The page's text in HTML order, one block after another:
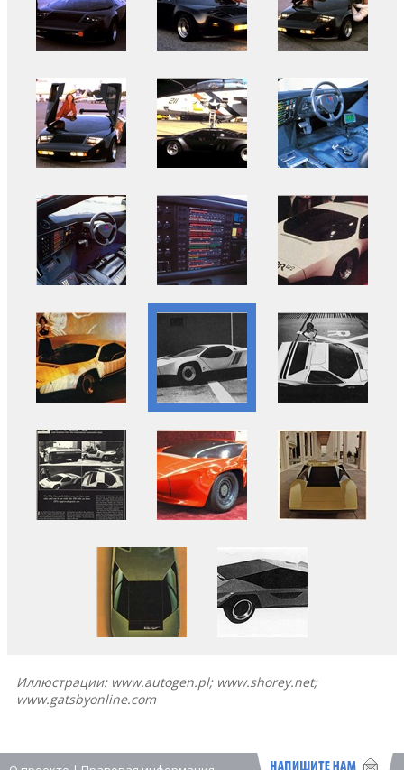
Иллюстрации: www.autogen.pl; www.shorey.net;
www.gatsbyonline.com